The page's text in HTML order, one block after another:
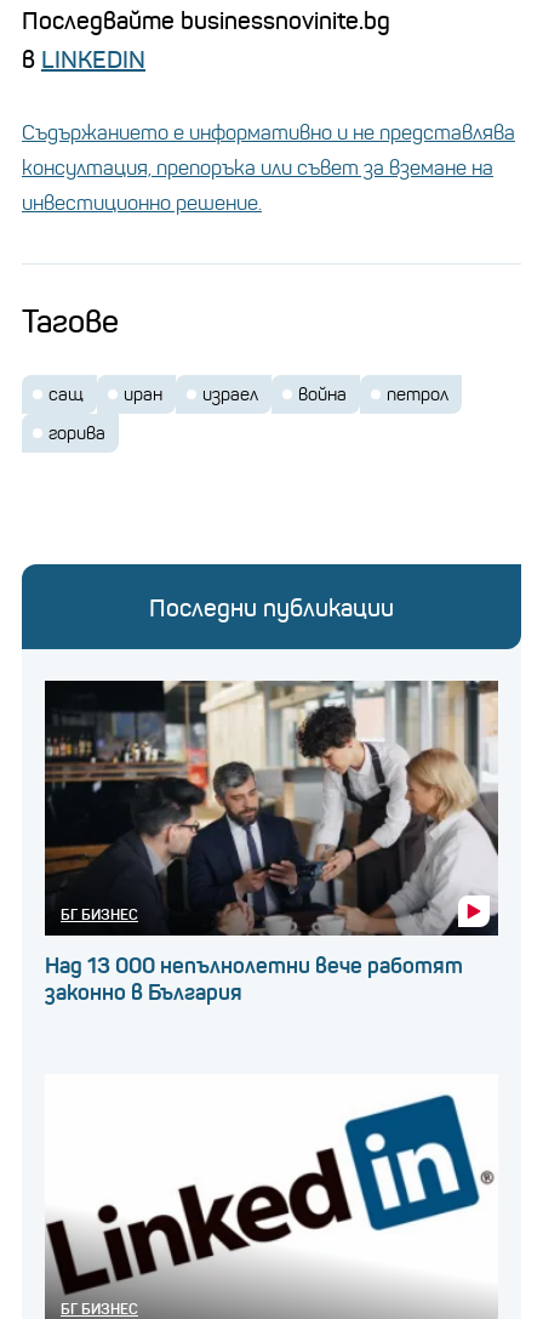
Последвайте businessnovinite.bg
в LINKEDIN
Съдържанието е информативно и не представлява
консултация, препоръка или съвет за вземане на
инвестиционно решение.
Тагове
сащ иран израел война
петрол
горива
Последни публикации
БГ БИЗНЕС
Над 13 000 непълнолетни вече работят
законно в България
БГ БИЗНЕС